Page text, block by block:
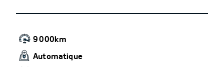
9 000km
Automatique